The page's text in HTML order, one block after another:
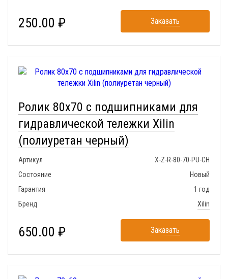
250.00 ₽ Заказать
Ролик 80x70 с подшипниками для
гидравлической тележки Xilin
(полиуретан черный)
Артикул
X-Z-R-80-70-PU-CH
Состояние
Новый
Гарантия
1 год
Бренд
Xilin
650.00 ₽ Заказать